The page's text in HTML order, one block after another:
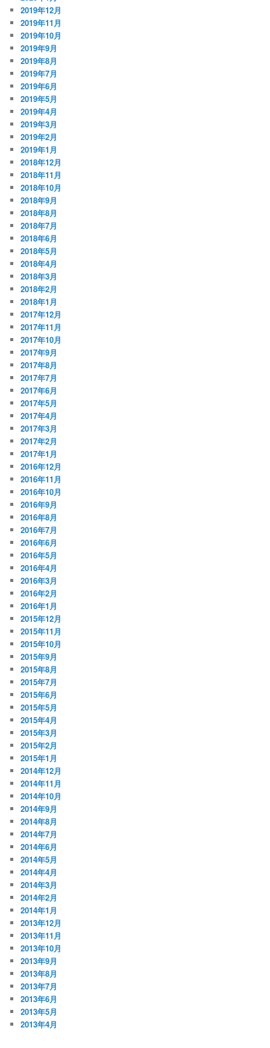
2019年12月
2019年11月
2019年10月
2019年9月
2019年8月
2019年7月
2019年6月
2019年5月
2019年4月
2019年3月
2019年2月
2019年1月
2018年12月
2018年11月
2018年10月
2018年9月
2018年8月
2018年7月
2018年6月
2018年5月
2018年4月
2018年3月
2018年2月
2018年1月
2017年12月
2017年11月
2017年10月
2017年9月
2017年8月
2017年7月
2017年6月
2017年5月
2017年4月
2017年3月
2017年2月
2017年1月
2016年12月
2016年11月
2016年10月
2016年9月
2016年8月
2016年7月
2016年6月
2016年5月
2016年4月
2016年3月
2016年2月
2016年1月
2015年12月
2015年11月
2015年10月
2015年9月
2015年8月
2015年7月
2015年6月
2015年5月
2015年4月
2015年3月
2015年2月
2015年1月
2014年12月
2014年11月
2014年10月
2014年9月
2014年8月
2014年7月
2014年6月
2014年5月
2014年4月
2014年3月
2014年2月
2014年1月
2013年12月
2013年11月
2013年10月
2013年9月
2013年8月
2013年7月
2013年6月
2013年5月
2013年4月